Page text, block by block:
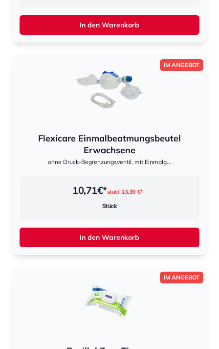
In den Warenkorb
IM ANGEBOT
Flexicare Einmalbeatmungsbeutel
Erwachsene
ohne Druck-Begrenzungsventil, mit Einmalg...
statt 13,39 €*
10,71€*
Stück
In den Warenkorb
IM ANGEBOT